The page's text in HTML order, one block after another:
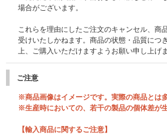
場合がございます。
これらを理由にしたご注文のキャンセル、商
受けいたしかねます。商品の状態・品質につ
上、ご購入いただけますようお願い申し上げま
ご注意
※商品画像はイメージです。実際の商品とは
※生産時においての、若干の製品の個体差が
【輸入商品に関するご注意】